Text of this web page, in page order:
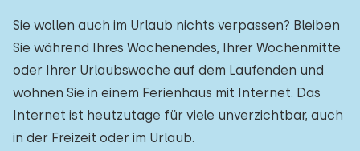
Sie wollen auch im Urlaub nichts verpassen? Bleiben
Sie während Ihres Wochenendes, Ihrer Wochenmitte
oder Ihrer Urlaubswoche auf dem Laufenden und
wohnen Sie in einem Ferienhaus mit Internet. Das
Internet ist heutzutage für viele unverzichtbar, auch
in der Freizeit oder im Urlaub.